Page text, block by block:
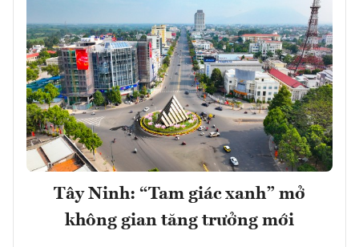
Tây Ninh: “Tam giác xanh” mở
không gian tăng trưởng mới